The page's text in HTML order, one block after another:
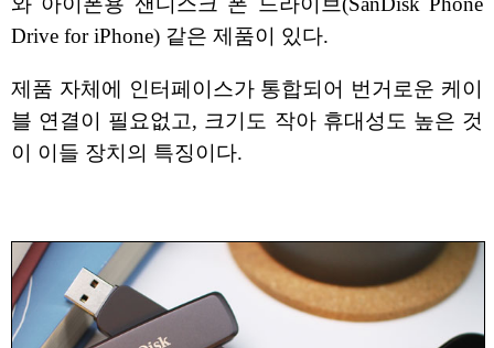
Drive for iPhone) 같은 제품이 있다.
제품 자체에 인터페이스가 통합되어 번거로운 케이
블 연결이 필요없고, 크기도 작아 휴대성도 높은 것
이 이들 장치의 특징이다.